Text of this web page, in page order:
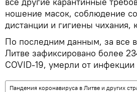
ношение масок, соблюдение
дистанции и гигиены чихания,
По последним данным, за все
Литве зафиксировано более
COVID-19, умерли от
Пандемия коронавируса в Литве и других